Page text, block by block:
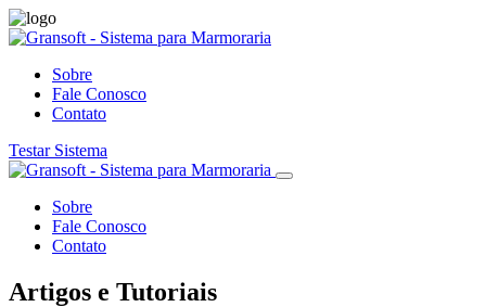
Sobre
Fale Conosco
Contato
Testar Sistema
Sobre
Fale Conosco
Contato
Artigos e Tutoriais